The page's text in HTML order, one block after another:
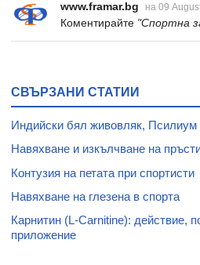
www.framar.bg на 09
Коментирайте "Спортна
СВЪРЗАНИ СТАТИИ
Индийски бял живовляк, Псилиум
Навяхване и изкълчване на
Контузия на петата при спортисти
Навяхване на глезена в спорта
Карнитин (L-Carnitine): действие,
приложение